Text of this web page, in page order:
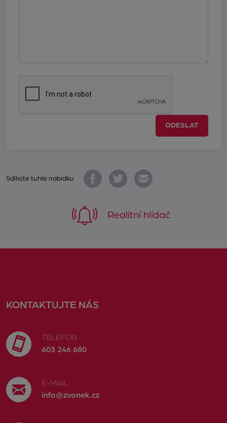
ODESLAT
Sdílejte tuhle nabídku
Realitní hlídač
KONTAKTUJTE NÁS
TELEFON
603 246 680
E-MAIL
info@zvonek.cz